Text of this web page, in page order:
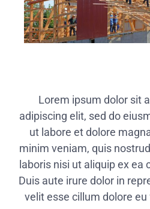
Lorem ipsum dolor sit
adipiscing elit, sed do
ut labore et dolore
minim veniam, quis
laboris nisi ut aliquip ex ea
Duis aute irure dolor in
velit esse cillum dolore